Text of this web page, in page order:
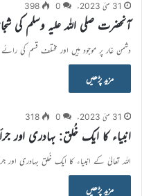
31 مئی 2023ء 0
398
آنحضرت صلی اللہ علیہ وسلم کی
دشمن غار پر موجود ہیں اور مختلف قسم کی
مزید پڑھیں
31 مئی 2023ء 0
318
انبیاء کا ایک خُلق: بہادری اور
اللہ تعالیٰ کے انبیاء کا ایک خُلق بہادری
مزید پڑھیں